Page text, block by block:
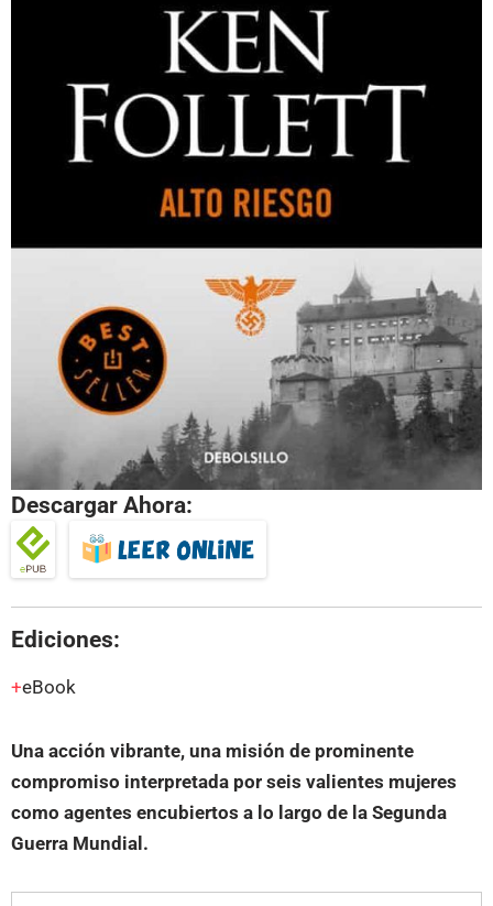
Descargar Ahora:
Ediciones:
eBook
Una acción vibrante, una misión de prominente
compromiso interpretada por seis valientes mujeres
como agentes encubiertos a lo largo de la Segunda
Guerra Mundial.